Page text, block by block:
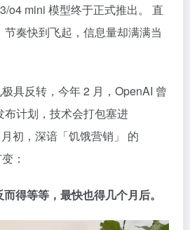
o4 mini 模型终于正式推出。 直
奏快到飞起，信息量却满满当
具反转，今年 2 月，OpenAI 曾
计划，技术会打包塞进
初，深谙「饥饿营销」 的
：
得等等，最快也得几个月后。